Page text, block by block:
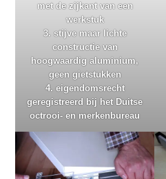
met de zijkant van een
werkstuk
3. stijve maar lichte
constructie van
hoogwaardig aluminium,
geen gietstukken
4. eigendomsrecht
geregistreerd bij het Duitse
octrooi- en merkenbureau